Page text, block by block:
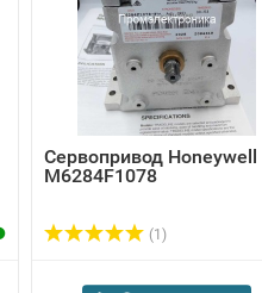
Сервопривод Honeywell
M6284F1078
(1)